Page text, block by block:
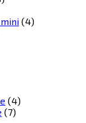
(4)
(4)
(7)